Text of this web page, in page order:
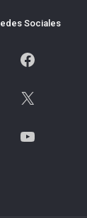
Sociales
Facebook
X
YouTube